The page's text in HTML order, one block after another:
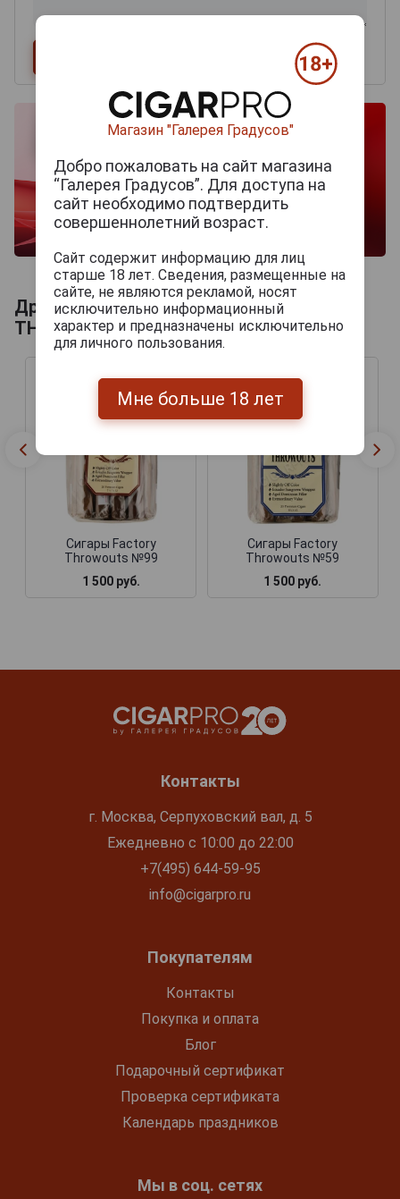
Другие продукты бренда FACTORY
THROWOUTS
Сигары Factory
Throwouts №99
1 500 руб.
Сигары Factory
Throwouts №59
1 500 руб.
Контакты
г. Москва, Серпуховский вал, д. 5
Ежедневно с 10:00 до 22:00
+7(495) 644-59-95
info@cigarpro.ru
Покупателям
Контакты
Покупка и оплата
Блог
Подарочный сертификат
Проверка сертификата
Календарь праздников
Мы в соц. сетях
Магазин "Галерея Градусов"
Добро пожаловать на сайт магазина
“Галерея Градусов”. Для доступа на
сайт необходимо подтвердить
совершеннолетний возраст.
Сайт содержит информацию для лиц
старше 18 лет. Сведения, размещенные на
сайте, не являются рекламой, носят
исключительно информационный
характер и предназначены исключительно
для личного пользования.
Мне больше 18 лет